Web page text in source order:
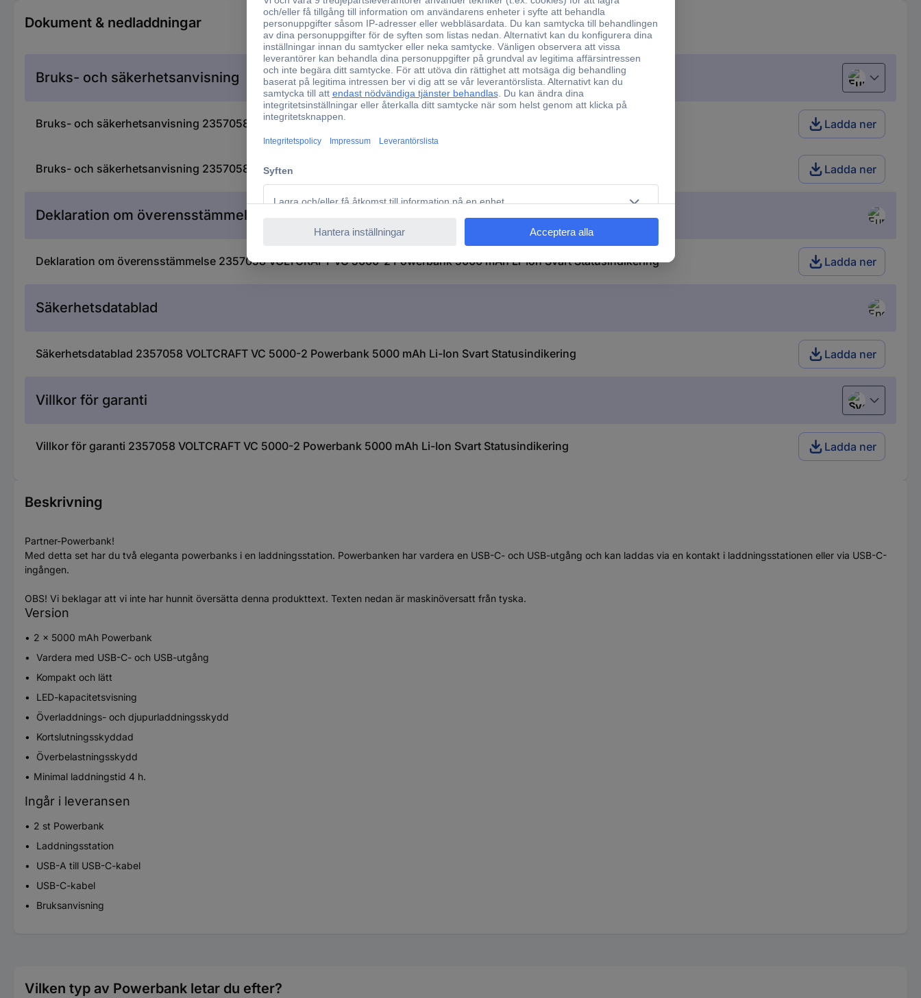
Dokument & nedladdningar
Bruks- och säkerhetsanvisning European
Bruks- och säkerhetsanvisning 2357058 VOLTCRAFT VC 5000-2 Powerbank 5000 mAh Li-Ion Svart Statusindikering Ladda ner
Bruks- och säkerhetsanvisning 2357058 VOLTCRAFT VC 5000-2 Powerbank 5000 mAh Li-Ion Svart Statusindikering Ladda ner
Deklaration om överensstämmelse
Deklaration om överensstämmelse 2357058 VOLTCRAFT VC 5000-2 Powerbank 5000 mAh Li-Ion Svart Statusindikering Ladda ner
Säkerhetsdatablad
Säkerhetsdatablad 2357058 VOLTCRAFT VC 5000-2 Powerbank 5000 mAh Li-Ion Svart Statusindikering Ladda ner
Villkor för garanti Svenska
Villkor för garanti 2357058 VOLTCRAFT VC 5000-2 Powerbank 5000 mAh Li-Ion Svart Statusindikering Ladda ner
Beskrivning
Partner-Powerbank!
Med detta set har du två eleganta powerbanks i en laddningsstation. Powerbanken har vardera en USB-C- och USB-utgång och kan laddas via en kontakt i laddningsstationen eller via USB-C-
ingången.
OBS! Vi beklagar att vi inte har hunnit översätta denna produkttext. Texten nedan är maskinöversatt från tyska.
Version
2 x 5000 mAh Powerbank
Vardera med USB-C- och USB-utgång
Kompakt och lätt
LED-kapacitetsvisning
Överladdnings- och djupurladdningsskydd
Kortslutningsskyddad
Överbelastningsskydd
Minimal laddningstid 4 h.
Ingår i leveransen
2 st Powerbank
Laddningsstation
USB-A till USB-C-kabel
USB-C-kabel
Bruksanvisning
Vilken typ av Powerbank letar du efter?